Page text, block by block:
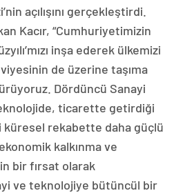
açılışını gerçekleştirdi.
Kacır, “Cumhuriyetimizin
inşa ederek ülkemizi
de üzerine taşıma
Dördüncü Sanayi
ticarette getirdiği
rekabette daha güçlü
kalkınma ve
bir fırsat olarak
ve teknolojiye bütüncül bir